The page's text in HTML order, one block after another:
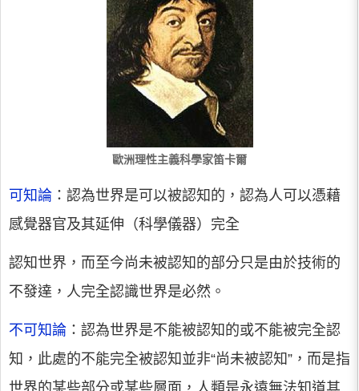
歐洲理性主義科學家笛卡爾
可知論 ：認為世界是可以被認知的，認為人可以憑藉
感覺器官及其延伸（科學儀器）完全
認知世界，而至今尚未被認知的部分只是由於技術的
不發達，人完全認識世界是必然。
不可知論 ：認為世界是不能被認知的或不能被完全認
知，此處的不能完全被認知並非“尚未被認知”，而是指
世界的某些部分或某些層面，人類是永遠無法知道其